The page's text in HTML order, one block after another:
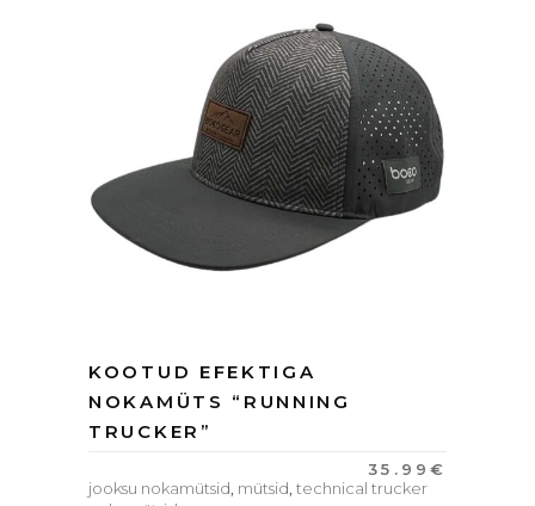
KOOTUD EFEKTIGA
NOKAMÜTS “RUNNING
TRUCKER”
35.99 €
jooksu nokamütsid mütsid technical trucker